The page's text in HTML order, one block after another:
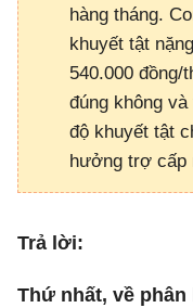
hàng tháng.
khuyết tật
540.000 đồng/
đúng không
độ khuyết tật
hưởng trợ cấp
Trả lời:
Thứ nhất, về